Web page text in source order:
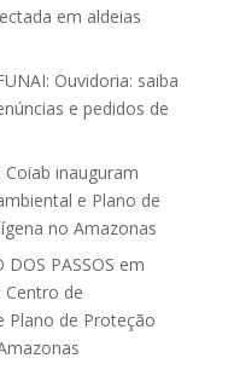
em aldeias
Ouvidoria: saiba
e pedidos de
Coiab inauguram
e Plano de
no Amazonas
DOS PASSOS em
Centro de
Plano de Proteção